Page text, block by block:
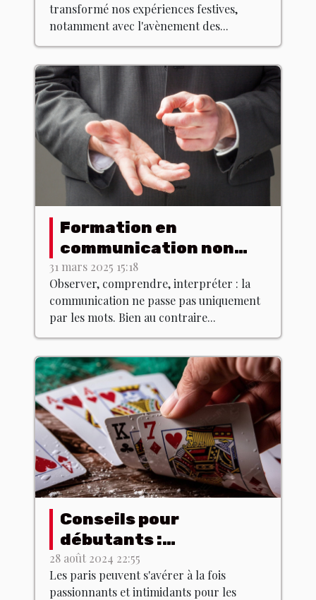
transformé nos expériences festives,
notamment avec l'avènement des...
Formation en
communication non
verbale : est-ce que ça
existe ?
31 mars 2025 15:18
Observer, comprendre, interpréter : la
communication ne passe pas uniquement
par les mots. Bien au contraire...
Conseils pour
débutants :
comprendre les bases
des paris
28 août 2024 22:55
Les paris peuvent s'avérer à la fois
passionnants et intimidants pour les